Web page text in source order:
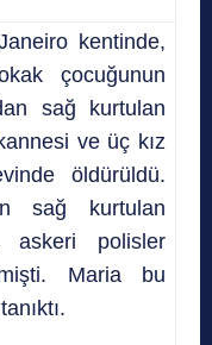
kentinde,
çocuğunun
sağ kurtulan
ve üç kız
öldürüldü.
sağ kurtulan
askeri polisler
Maria bu